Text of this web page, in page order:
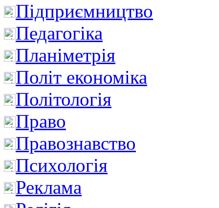
Підприємництво
Педагогіка
Планіметрія
Політ економіка
Політологія
Право
Правознавство
Психологія
Реклама